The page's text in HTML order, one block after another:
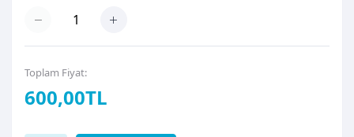
Toplam Fiyat:
600,00TL